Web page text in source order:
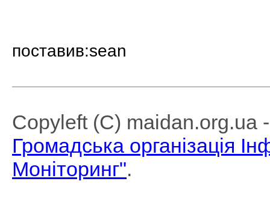
поставив:sean
Copyleft (C) maidan.org.ua
Громадська організація
Моніторинг".